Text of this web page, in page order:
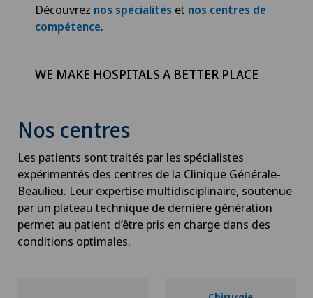
Découvrez nos spécialités et nos centres de
compétence.
WE MAKE HOSPITALS A BETTER PLACE
Nos centres
Les patients sont traités par les spécialistes
expérimentés des centres de la Clinique Générale-
Beaulieu. Leur expertise multidisciplinaire, soutenue
par un plateau technique de dernière génération
permet au patient d’être pris en charge dans des
conditions optimales.